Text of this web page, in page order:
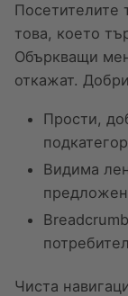
Посетителите
това, което
Объркващи
откажат.
Прости,
Видима
Чиста